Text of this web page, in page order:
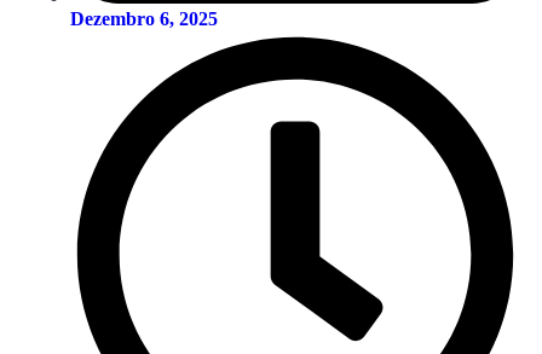
Dezembro 6, 2025